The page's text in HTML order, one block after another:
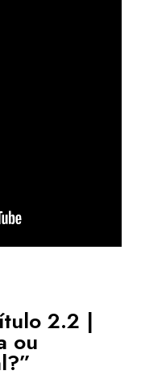
2.2 |
ou